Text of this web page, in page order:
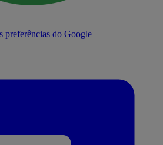
preferências do Google